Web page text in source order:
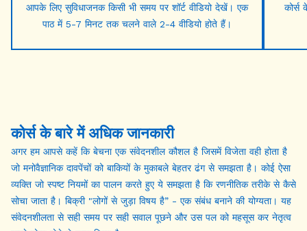
आपके लिए सुविधाजनक किसी भी समय पर शॉर्ट वीडियो देखें। एक
पाठ में 5-7 मिनट तक चलने वाले 2-4 वीडियो होते हैं।
कोर्स
कोर्स के बारे में अधिक जानकारी
अगर हम आपसे कहें कि बेचना एक संवेदनशील कौशल है जिसमें विजेता वही होता है
जो मनोवैज्ञानिक दावपेंचों को बाकियों के मुकाबले बेहतर ढंग से समझता है। कोई ऐसा
व्यक्ति जो स्पष्ट नियमों का पालन करते हुए ये समझता है कि रणनीतिक तरीके से कैसे
सोचा जाता है। बिक्री "लोगों से जुड़ा विषय है” - एक संबंध बनाने की योग्यता। यह
संवेदनशीलता से सही समय पर सही सवाल पूछने और उस पल को महसूस कर नेतृत्व